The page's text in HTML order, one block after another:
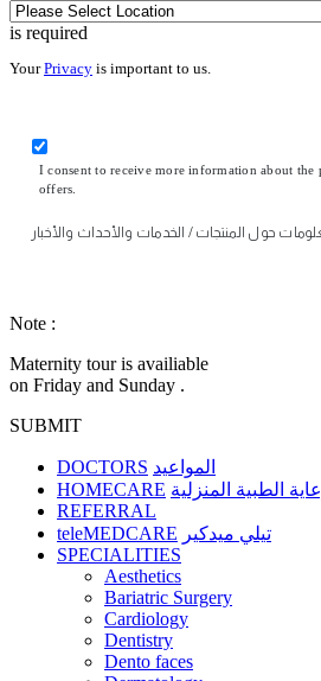
is required
YourPrivacy is important to us.
I consent to receive more information about the
offers.
حول المنتجات / الخدمات والأحداث والأخبار
Note :
Maternity tour is availiable
on Friday and Sunday .
SUBMIT
DOCTORS المواعيد
HOMECARE الطبية المنزلية
REFERRAL
teleMEDCARE تيلي ميدكير
SPECIALITIES
Aesthetics
Bariatric Surgery
Cardiology
Dentistry
Dento faces